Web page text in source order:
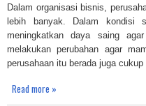
Dalam organisasi bisnis,
lebih banyak. Dalam kondisi
meningkatkan daya saing
melakukan perubahan agar
perusahaan itu berada juga
Read more »